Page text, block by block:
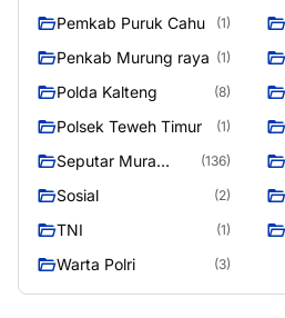
Raya
Pemkab Puruk Cahu (1)
Penkab Murung raya (1)
Polda Kalteng (8)
Polsek Teweh Timur (1)
Seputar Mura
Seasen 2
(136)
Sosial (2)
TNI (1)
Warta Polri (3)